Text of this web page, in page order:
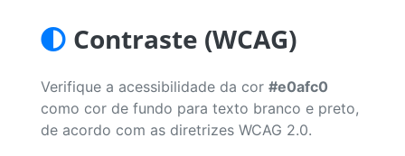
Contraste (WCAG)
Verifique a acessibilidade da cor #e0afc0
como cor de fundo para texto branco e preto,
de acordo com as diretrizes WCAG 2.0.